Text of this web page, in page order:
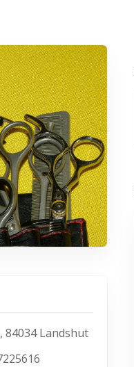
84034 Landshut